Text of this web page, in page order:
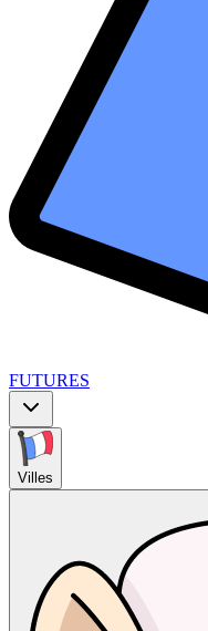
FUTURES
Villes